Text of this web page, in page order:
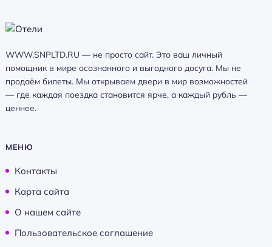
WWW.SNPLTD.RU — не просто сайт. Это ваш личный
помощник в мире осознанного и выгодного досуга. Мы не
продаём билеты. Мы открываем двери в мир возможностей
— где каждая поездка становится ярче, а каждый рубль —
ценнее.
МЕНЮ
Контакты
Карта сайта
О нашем сайте
Пользовательское соглашение